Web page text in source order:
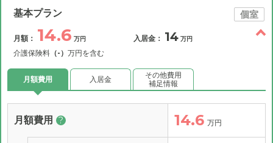
基本プラン 個室
月額： 14.6 万円
介護保険料 （-） 万円を含む
入居金： 14 万円
月額費用 入居金
その他費用
補足情報
月額費用 ? 14.6 万円